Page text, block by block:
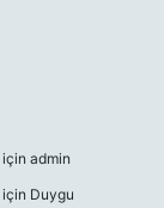
için admin
için Duygu